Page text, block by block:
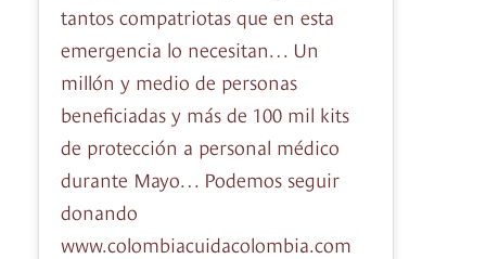
tantos compatriotas que en esta
emergencia lo necesitan… Un
millón y medio de personas
beneficiadas y más de 100 mil kits
de protección a personal médico
durante Mayo… Podemos seguir
donando
www.colombiacuidacolombia.com